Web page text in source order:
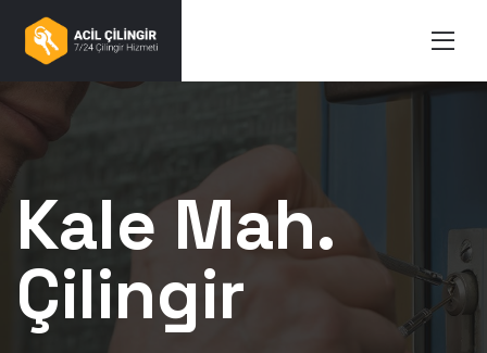
Kale Mah.
Çilingir